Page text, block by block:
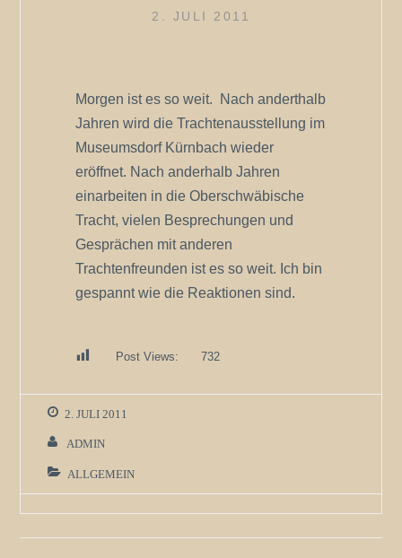
2. JULI 2011
Morgen ist es so weit. Nach anderthalb
Jahren wird die Trachtenausstellung im
Museumsdorf Kürnbach wieder
eröffnet. Nach anderhalb Jahren
einarbeiten in die Oberschwäbische
Tracht, vielen Besprechungen und
Gesprächen mit anderen
Trachtenfreunden ist es so weit. Ich bin
gespannt wie die Reaktionen sind.
Post Views: 732
2. JULI 2011
ADMIN
ALLGEMEIN